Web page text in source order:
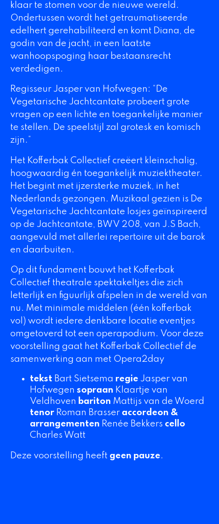
klaar te stomen voor de nieuwe wereld.
Ondertussen wordt het getraumatiseerde
edelhert gerehabiliteerd en komt Diana, de
godin van de jacht, in een laatste
wanhoopspoging haar bestaansrecht
verdedigen.
Regisseur Jasper van Hofwegen: “ De
Vegetarische Jachtcantate probeert grote
vragen op een lichte en toegankelijke manier
te stellen. De speelstijl zal grotesk en komisch
zijn.”
Het Kofferbak Collectiefcreëert kleinschalig,
hoogwaardig én toegankelijk muziektheater.
Het begint met ijzersterke muziek, in het
Nederlands gezongen. Muzikaal gezien is De
Vegetarische Jachtcantate losjes geïnspireerd
op de Jachtcantate, BWV 208, van J.S Bach,
aangevuld met allerlei repertoire uit de barok
en daarbuiten.
Op dit fundament bouwt het Kofferbak
Collectieftheatrale spektakeltjes die zich
letterlijk en figuurlijk afspelen in de wereld van
nu. Met minimale middelen (één kofferbak
vol) wordt iedere denkbare locatie eventjes
omgetoverd tot een operapodium. Voor deze
voorstelling gaat het Kofferbak Collectief de
samenwerking aan met Opera2day
tekstBart Sietsema regie Jasper van
Hofwegen sopraan Klaartje van
Veldhoven bariton Mattijs van de Woerd
tenor Roman Brasser accordeon &
arrangementen Renée Bekkers cello
Charles Watt
Deze voorstelling heeft geen pauze.